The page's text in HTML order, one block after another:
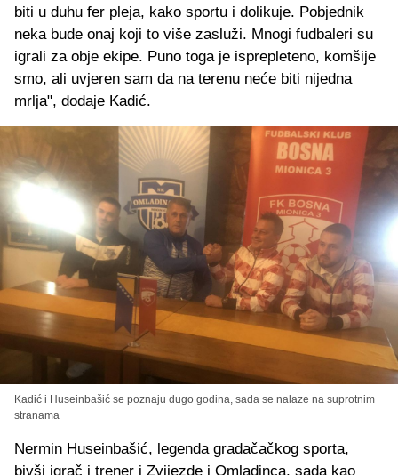
biti u duhu fer pleja, kako sportu i dolikuje. Pobjednik
neka bude onaj koji to više zasluži. Mnogi fudbaleri su
igrali za obje ekipe. Puno toga je isprepleteno, komšije
smo, ali uvjeren sam da na terenu neće biti nijedna
mrlja", dodaje Kadić.
Kadić i Huseinbašić se poznaju dugo godina, sada se nalaze na suprotnim
stranama
Nermin Huseinbašić, legenda gradačačkog sporta,
bivši igrač i trener i Zvijezde i Omladinca, sada kao